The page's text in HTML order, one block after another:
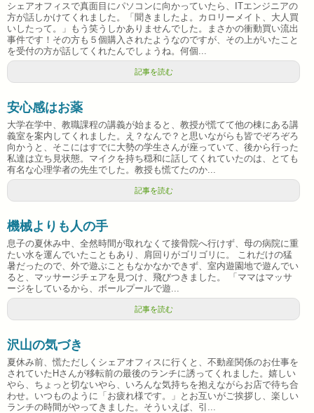
シェアオフィスで真面目にパソコンに向かっていたら、ITエンジニアの
方が話しかけてくれました。「聞きましたよ。カロリーメイト、大人買
いしたって。」もう笑うしかありませんでした。まさかの衝動買い流出
事件です！その方も５個購入されたようなのですが、その上がいたこと
を受付の方が話してくれたんでしょうね。何個...
記事を読む
安心感はお薬
大学在学中、教職課程の講義が始まると、教授が慌てて他の棟にある講
義室を案内してくれました。え？なんで？と思いながらも皆でぞろぞろ
向かうと、そこにはすでに大勢の学生さんが座っていて、後から行った
私達は立ち見状態。マイクを持ち穏和に話してくれていたのは、とても
有名な心理学者の先生でした。教授も慌てたのか...
記事を読む
機械よりも人の手
息子の夏休み中、全然時間が取れなくて接骨院へ行けず、母の病院に重
たい水を運んでいたこともあり、肩回りがゴリゴリに。 これだけの猛
暑だったので、外で遊ぶこともなかなかできず、室内遊園地で遊んでい
ると、マッサージチェアを見つけ、飛びつきました。 「ママはマッサ
ージをしているから、ボールプールで遊...
記事を読む
沢山の気づき
夏休み前、慌ただしくシェアオフィスに行くと、不動産関係のお仕事を
されていたHさんが移転前の最後のランチに誘ってくれました。嬉しい
やら、ちょっと切ないやら、いろんな気持ちを抱えながらお店で待ち合
わせ。いつものように「お疲れ様です。」とお互いがご挨拶し、楽しい
ランチの時間がやってきました。そういえば、引...